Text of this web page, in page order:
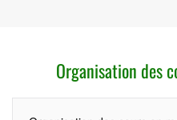
Organisation des